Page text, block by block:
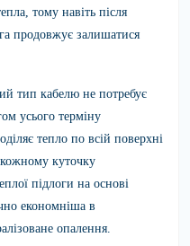
тому навіть після
продовжує залишатися
тип кабелю не потребує
усього терміну
тепло по всій поверхні
куточку
підлоги на основі
економніша в
опалення.